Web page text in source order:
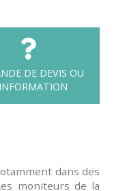
DE DEVIS OU
dans des
moniteurs de la